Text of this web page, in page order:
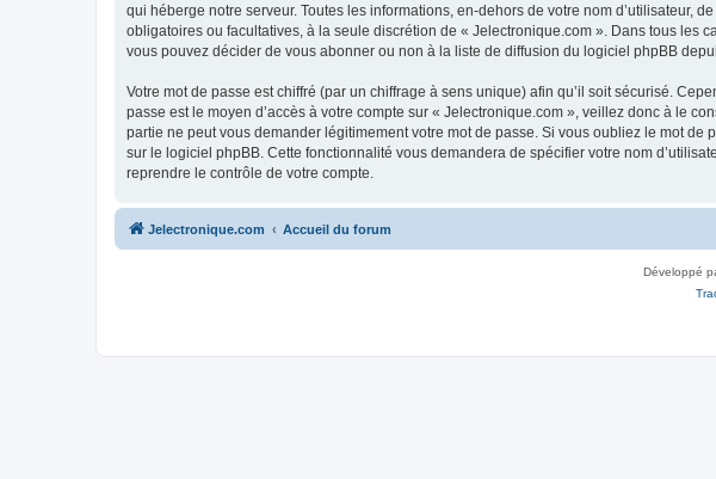
qui héberge notre serveur. Toutes les informations, en-dehors de votre nom d’utilisateur,
obligatoires ou facultatives, à la seule discrétion de « Jelectronique.com ». Dans tous les
vous pouvez décider de vous abonner ou non à la liste de diffusion du logiciel phpBB
Votre mot de passe est chiffré (par un chiffrage à sens unique) afin qu’il soit sécurisé.
passe est le moyen d’accès à votre compte sur « Jelectronique.com », veillez donc à le
partie ne peut vous demander légitimement votre mot de passe. Si vous oubliez le mot
sur le logiciel phpBB. Cette fonctionnalité vous demandera de spécifier votre nom
reprendre le contrôle de votre compte.
Jelectronique.com Accueil du forum
Développé